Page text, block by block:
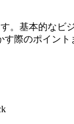
基本的な
際のポイン